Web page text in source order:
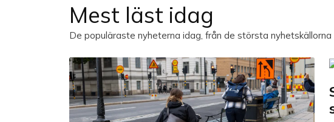
Mest läst idag
De populäraste nyheterna idag, från de största nyhetskällorna